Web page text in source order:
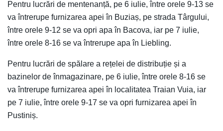
Pentru lucrări de mentenanță, pe 6 iulie, între orele 9-13 se
va întrerupe furnizarea apei în Buziaș, pe strada Târgului,
între orele 9-12 se va opri apa în Bacova, iar pe 7 iulie,
între orele 8-16 se va întrerupe apa în Liebling.
Pentru lucrări de spălare a rețelei de distribuție și a
bazinelor de înmagazinare, pe 6 iulie, între orele 8-16 se
va întrerupe furnizarea apei în localitatea Traian Vuia, iar
pe 7 iulie, între orele 9-17 se va opri furnizarea apei în
Pustiniș.